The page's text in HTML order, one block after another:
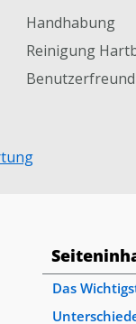
Handhabung
Reinigung
Das